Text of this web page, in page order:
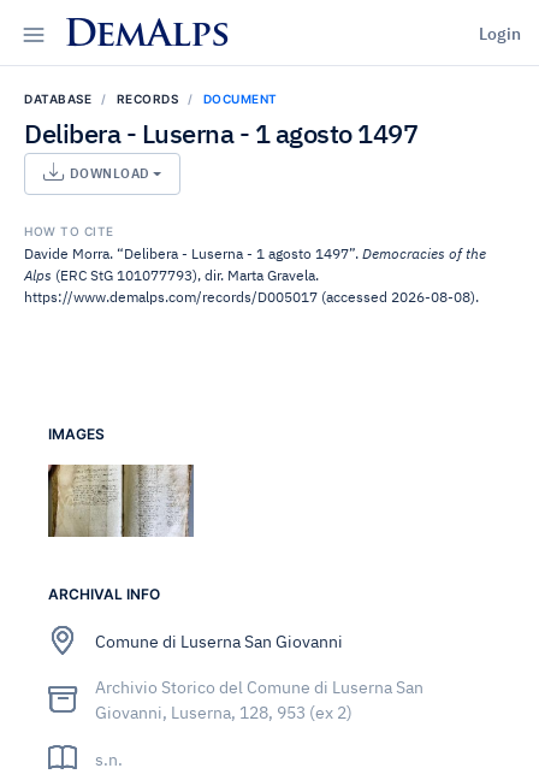
DemAlps Login
DATABASE RECORDS DOCUMENT
Delibera - Luserna - 1 agosto 1497
DOWNLOAD
HOW TO CITE
Davide Morra. “Delibera - Luserna - 1 agosto 1497”. Democracies of the
Alps (ERC StG 101077793), dir. Marta Gravela.
https://www.demalps.com/records/D005017 (accessed 2026-08-08).
IMAGES
ARCHIVAL INFO
Comune di Luserna San Giovanni
Archivio Storico del Comune di Luserna San
Giovanni, Luserna, 128, 953 (ex 2)
s.n.